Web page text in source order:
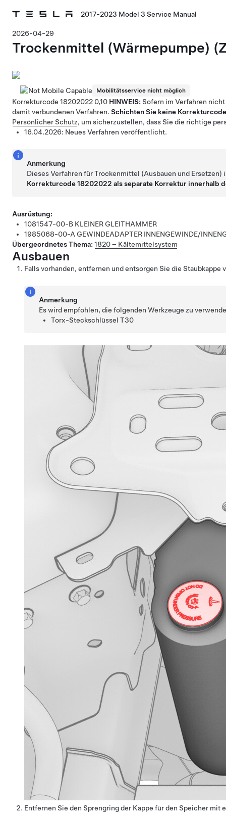
2017-2023 Model 3 Service Manual
2026-04-29
Trockenmittel (Wärmepumpe)
Mobilitätsservice nicht möglich
Korrekturcode 18202022 0,10 HINWEIS: Sofern im Verfahren
damit verbundenen Verfahren. Schichten Sie keine
Persönlicher Schutz, um sicherzustellen, dass Sie die richtige
16.04.2026: Neues Verfahren veröffentlicht.
Anmerkung
Dieses Verfahren für Trockenmittel (Ausbauen und
Korrekturcode 18202022 als separate Korrektur innerhalb
Ausrüstung:
1081547-00-B KLEINER GLEITHAMMER
1985068-00-A GEWINDEADAPTER INNENGEWINDE/
Übergeordnetes Thema: 1820 – Kältemittelsystem
Ausbauen
Falls vorhanden, entfernen und entsorgen Sie die Staubkappe
Anmerkung
Es wird empfohlen, die folgenden Werkzeuge zu
Torx-Steckschlüssel T30
Entfernen Sie den Sprengring der Kappe für den Speicher mit